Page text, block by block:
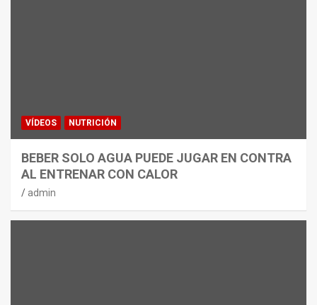
VÍDEOS NUTRICIÓN
BEBER SOLO AGUA PUEDE JUGAR EN CONTRA
AL ENTRENAR CON CALOR
admin